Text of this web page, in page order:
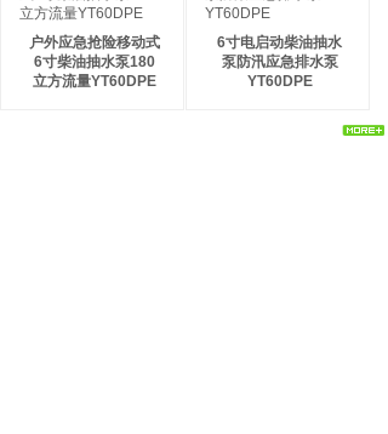
户外应急抢险移动式
6寸柴油抽水泵180
立方流量YT60DPE
6寸电启动柴油抽水
泵防汛应急排水泵
YT60DPE